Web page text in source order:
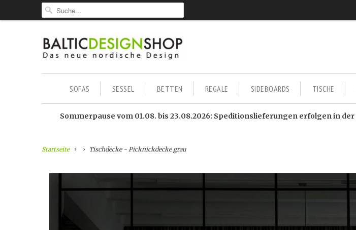
SOFAS SESSEL BETTEN REGALE SIDEBOARDS TISCHE
Sommerpause vom 01.08. bis 23.08.2026: Speditionslieferungen erfolgen in
Startseite Tischdecke - Picknickdecke grau